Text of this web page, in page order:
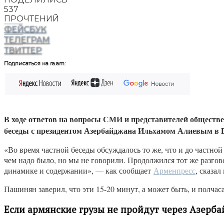
537
ПРОЧТЕНИЙ
ФЕЙСБУК
ТЕЛЕГРАМ
ТВИТТЕР
Подписаться на ra.am:
В ходе ответов на вопросы СМИ и представителей
беседы с президентом Азербайджана Ильхамом Алиевым в
«Во время частной беседы обсуждалось то же, что и до
чем надо было, но мы не говорили. Продолжился тот же
динамике и содержании», — как сообщает Арменпресс,
Пашинян заверил, что эти 15-20 минут, а может быть, и
Если армянские грузы не пройдут через